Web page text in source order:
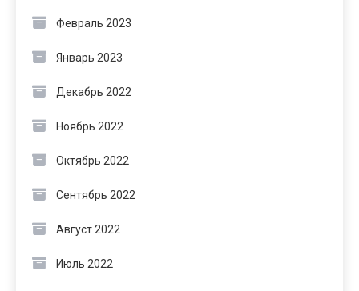
Февраль 2023
Январь 2023
Декабрь 2022
Ноябрь 2022
Октябрь 2022
Сентябрь 2022
Август 2022
Июль 2022